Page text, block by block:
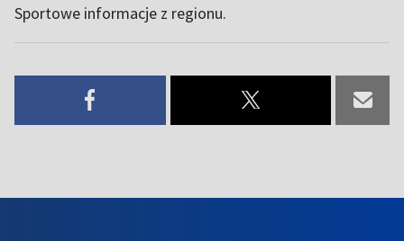
Sportowe informacje z regionu.